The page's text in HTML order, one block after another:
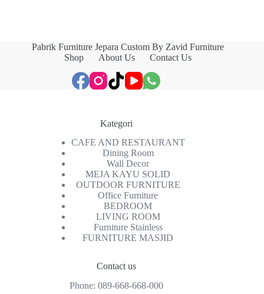
Pabrik Furniture Jepara Custom By Zavid Furniture
Shop
About Us Contact Us
Kategori
CAFE AND RESTAURANT
Dining Room
Wall Decor
MEJA KAYU SOLID
OUTDOOR FURNITURE
Office Furniture
BEDROOM
LIVING ROOM
Furniture Stainless
FURNITURE MASJID
Contact us
Phone: 089-668-668-000